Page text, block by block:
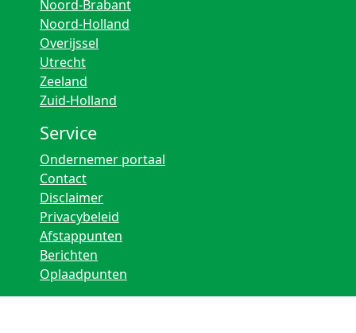
Noord-Brabant
Noord-Holland
Overijssel
Utrecht
Zeeland
Zuid-Holland
Service
Ondernemer portaal
Contact
Disclaimer
Privacybeleid
Afstappunten
Berichten
Oplaadpunten